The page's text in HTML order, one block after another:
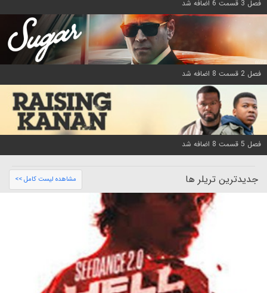
فصل 3 قسمت 6 اضافه شد
فصل 2 قسمت 8 اضافه شد
فصل 5 قسمت 8 اضافه شد
جدیدترین تریلر ها مشاهده لیست کامل >>